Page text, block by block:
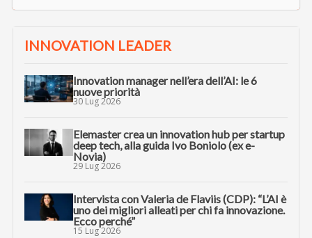
INNOVATION LEADER
Innovation manager nell’era dell’AI: le 6
nuove priorità
30 Lug 2026
Elemaster crea un innovation hub per startup
deep tech, alla guida Ivo Boniolo (ex e-
Novia)
29 Lug 2026
Intervista con Valeria de Flaviis (CDP): “L’AI è
uno dei migliori alleati per chi fa innovazione.
Ecco perché”
15 Lug 2026